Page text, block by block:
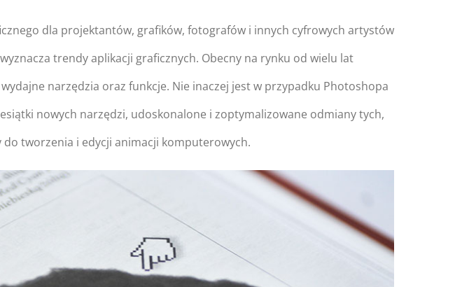
dla projektantów, grafików, fotografów i innych cyfrowych artystów
trendy aplikacji graficznych. Obecny na rynku od wielu lat
narzędzia oraz funkcje. Nie inaczej jest w przypadku Photoshopa
nowych narzędzi, udoskonalone i zoptymalizowane odmiany tych,
tworzenia i edycji animacji komputerowych.